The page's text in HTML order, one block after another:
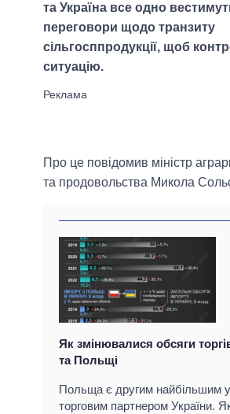
та Україна все одно
переговори щодо транзиту
сільгосппродукції, щоб
ситуацію.
Про це повідомив міністр
та продовольства Микола
Як змінювалися обсяги
та Польщі
Польща є другим найбільшим у
торговим партнером України.